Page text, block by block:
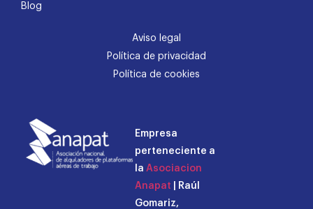
Blog
Aviso legal
Política de privacidad
Política de cookies
Empresa
perteneciente a
la Asociacion
Anapat | Raúl
Gomariz,